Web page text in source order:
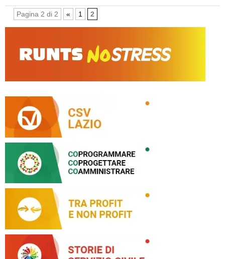
Pagina 2 di 2 « 1 2